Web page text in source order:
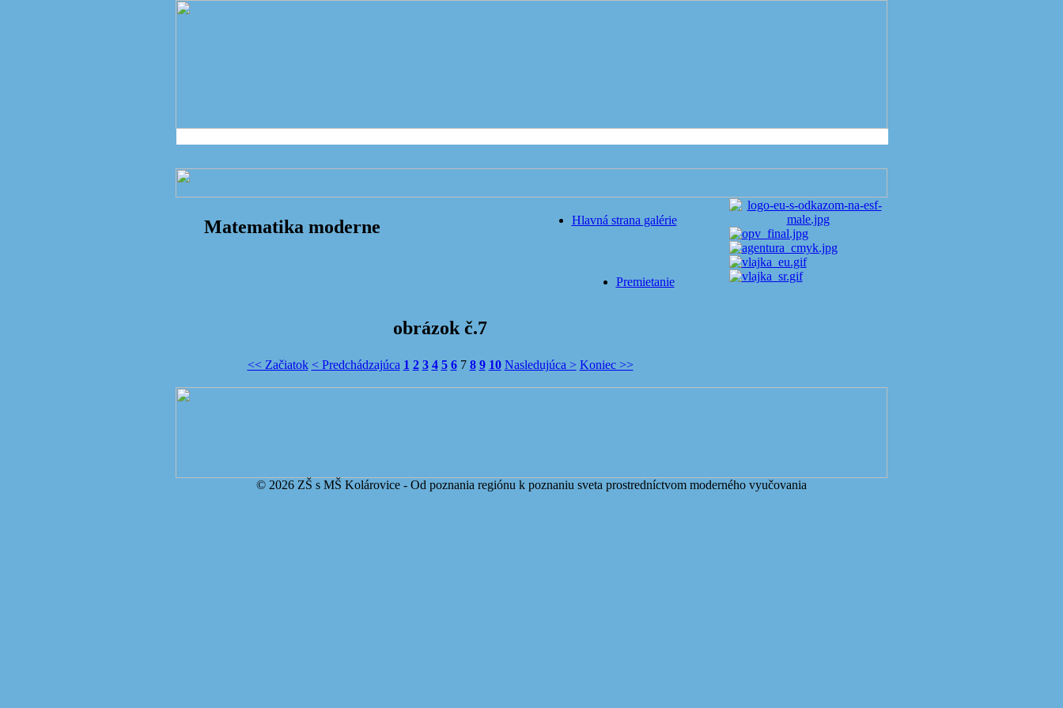
Hlavná strana galérie
Matematika moderne
Premietanie
obrázok č.7
<< Začiatok < Predchádzajúca 1 2 3 4 5 6 7 8 9 10 Nasledujúca > Koniec >>
© 2026 ZŠ s MŠ Kolárovice - Od poznania regiónu k poznaniu sveta prostredníctvom moderného vyučovania